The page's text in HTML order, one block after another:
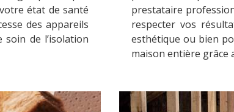
état de santé
des appareils
de l’isolation
prestataire
respecter vos
esthétique ou bien
maison entière grâce